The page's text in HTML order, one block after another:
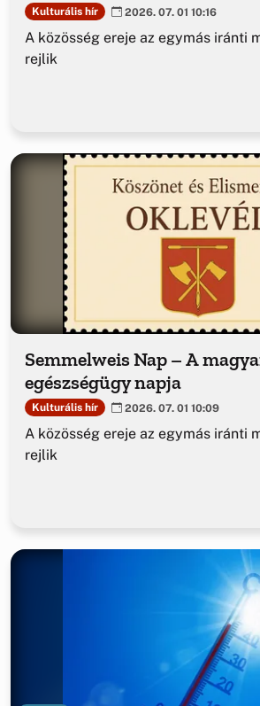
Kulturális hír 2026. 07. 01 10:16
A közösség ereje az egymás iránti
rejlik
Semmelweis Nap – A
egészségügy napja
Kulturális hír 2026. 07. 01 10:09
A közösség ereje az egymás iránti
rejlik